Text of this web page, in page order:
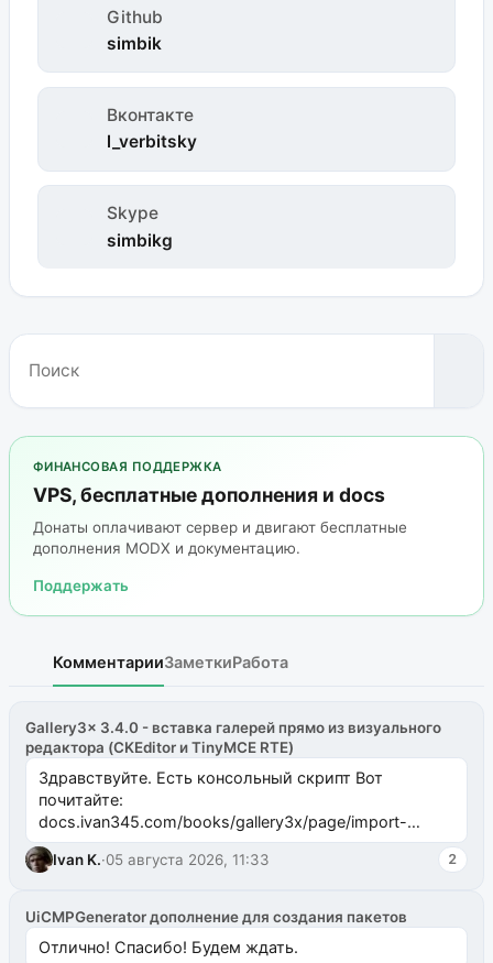
Github
simbik
Вконтакте
l_verbitsky
Skype
simbikg
ФИНАНСОВАЯ ПОДДЕРЖКА
VPS, бесплатные дополнения и docs
Донаты оплачивают сервер и двигают бесплатные
дополнения MODX и документацию.
Поддержать
КомментарииЗаметкиРабота
Gallery3x 3.4.0 - вставка галерей прямо из визуального
редактора (CKEditor и TinyMCE RTE)
Здравствуйте. Есть консольный скрипт Вот
почитайте:
docs.ivan345.com/books/gallery3x/page/import-
ms2galleryphp
Ivan K.·05 августа 2026, 11:33 2
UiCMPGenerator дополнение для создания пакетов
Отлично! Спасибо! Будем ждать.